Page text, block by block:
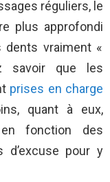
réguliers, le
plus approfondi
dents vraiment «
savoir que les
prises en charge
quant à eux,
fonction des
d’excuse pour y